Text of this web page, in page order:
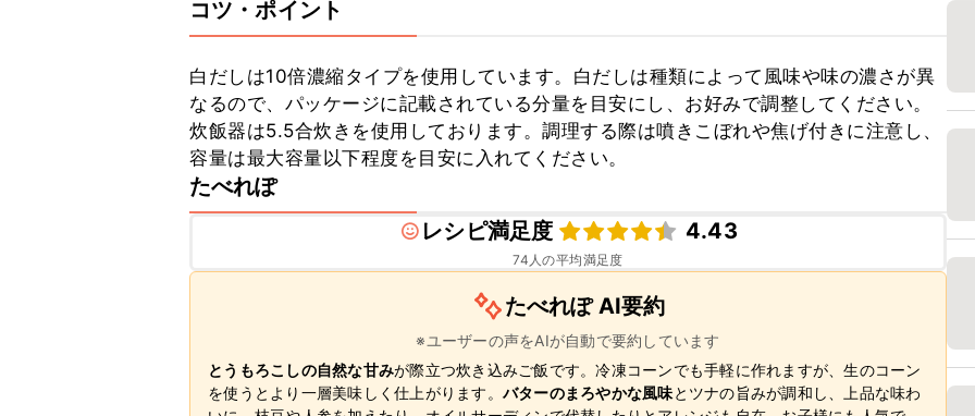
コツ・ポイント
白だしは10倍濃縮タイプを使用しています。白だしは種類によって風味や味の濃さが異
なるので、パッケージに記載されている分量を目安にし、お好みで調整してください。
炊飯器は5.5合炊きを使用しております。調理する際は噴きこぼれや焦げ付きに注意し、
容量は最大容量以下程度を目安に入れてください。
たべれぽ
レシピ満足度
4.43
74 人の平均満足度
たべれぽ AI要約
※ユーザーの声をAIが自動で要約しています
とうもろこしの自然な甘みが際立つ炊き込みご飯です。冷凍コーンでも手軽に作れますが、生のコーン
を使うとより一層美味しく仕上がります。 バターのまろやかな風味とツナの旨みが調和し、上品な味わ